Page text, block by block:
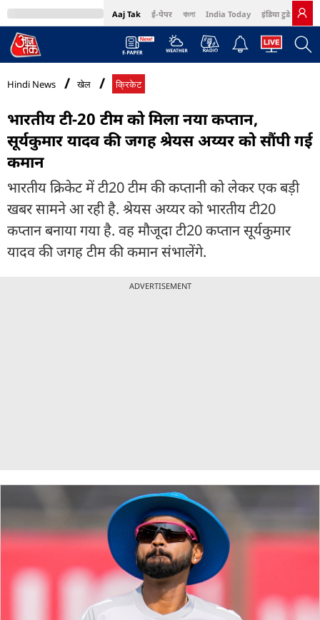
Aaj Tak ई-पेपर বাংলা India Today इंडिया टुडे हिंदी
MumbaiTak Cosmopolitan Harper's Bazaar Northeast
Hindi News खेल क्रिकेट
भारतीय टी-20 टीम को मिला नया कप्तान,
सूर्यकुमार यादव की जगह श्रेयस अय्यर को सौंपी गई
कमान
भारतीय क्रिकेट में टी20 टीम की कप्तानी को लेकर एक बड़ी
खबर सामने आ रही है. श्रेयस अय्यर को भारतीय टी20
कप्तान बनाया गया है. वह मौजूदा टी20 कप्तान सूर्यकुमार
यादव की जगह टीम की कमान संभालेंगे.
ADVERTISEMENT